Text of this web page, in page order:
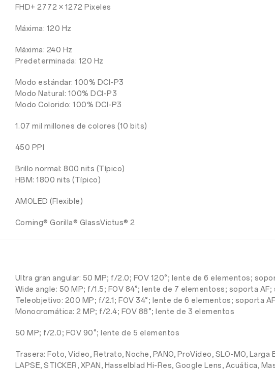
FHD+ 2772 × 1272 Pixeles
Máxima: 120 Hz
Máxima: 240 Hz
Predeterminada: 120 Hz
Modo estándar: 100% DCI-P3
Modo Natural: 100% DCI-P3
Modo Colorido: 100% DCI-P3
1.07 mil millones de colores (10 bits)
450 PPI
Brillo normal: 800 nits (Típico)
HBM: 1800 nits (Típico)
AMOLED (Flexible)
Corning® Gorilla® GlassVictus® 2
Ultra gran angular: 50 MP; f/2.0; FOV 120°; lente de 6 elementos;
Wide angle: 50 MP; f/1.5; FOV 84°; lente de 7 elementoss; soporta AF;
Teleobjetivo: 200 MP; f/2.1; FOV 34°; lente de 6 elementos; soporta
Monocromática: 2 MP; f/2.4; FOV 88°; lente de 3 elementos
50 MP; f/2.0; FOV 90°; lente de 5 elementos
Trasera: Foto, Video, Retrato, Noche, PANO, ProVideo, SLO-MO,
LAPSE, STICKER, XPAN, Hasselblad Hi-Res, Google Lens, Acuática,